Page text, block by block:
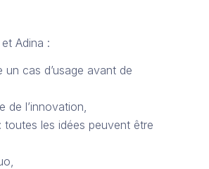
Adina :
cas d’usage avant de
de l’innovation,
les idées peuvent être